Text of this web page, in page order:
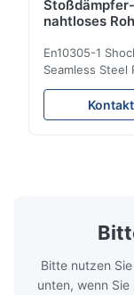
nahtloses
En10305-1
Seamless Steel
Tube
used in
precision
customer's
Bitte nutzen
unten, wenn